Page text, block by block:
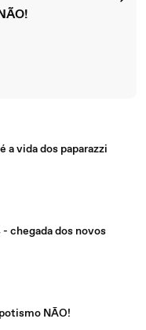
a vida dos paparazzi
- chegada dos novos
NÃO!